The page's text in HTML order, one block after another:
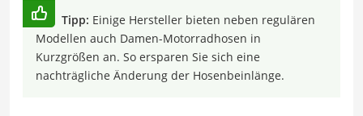
Tipp: Einige Hersteller bieten neben regulären
Modellen auch Damen-Motorradhosen in
Kurzgrößen an. So ersparen Sie sich eine
nachträgliche Änderung der Hosenbeinlänge.